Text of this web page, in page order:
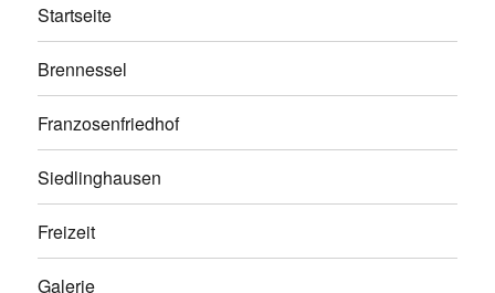
Startseite
Brennessel
Franzosenfriedhof
Siedlinghausen
Freizeit
Galerie